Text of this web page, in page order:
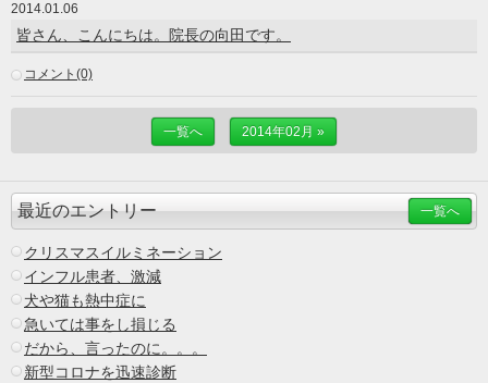
2014.01.06
皆さん、こんにちは。院長の向田です。
コメント(0)
一覧へ 2014年02月 »
最近のエントリー 一覧へ
クリスマスイルミネーション
インフル患者、激減
犬や猫も熱中症に
急いては事をし損じる
だから、言ったのに。。。
新型コロナを迅速診断